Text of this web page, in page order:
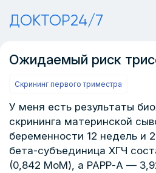
ДОКТОР24/7
Ожидаемый риск
Скрининг первого триместра
У меня есть результаты
скрининга материнской
беременности 12 недель и
бета-субъединица ХГЧ
(0,842 МоМ), а РАРР-А —